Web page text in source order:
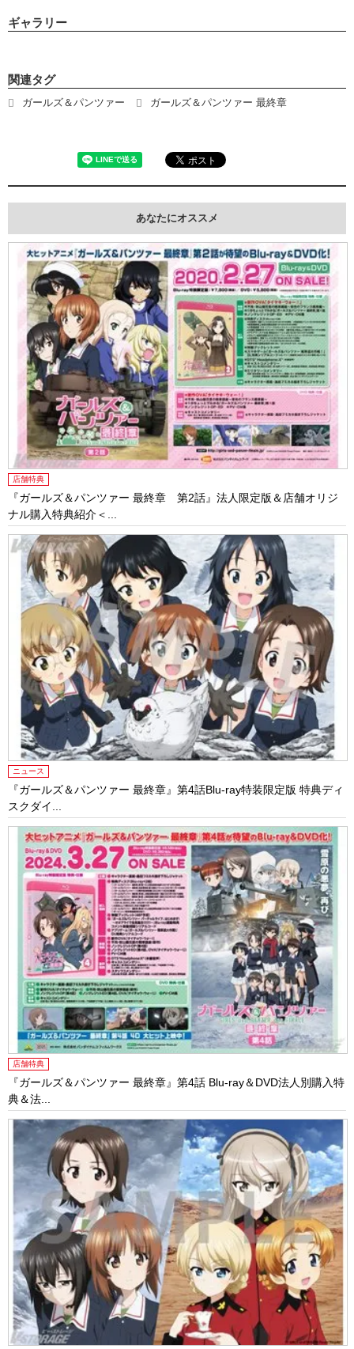
ギャラリー
関連タグ
ガールズ＆パンツァー ガールズ＆パンツァー 最終章
あなたにオススメ
店舗特典
『ガールズ＆パンツァー 最終章 第2話』法人限定版＆店舗オリジ
ナル購入特典紹介＜...
ニュース
『ガールズ＆パンツァー 最終章』第4話Blu-ray特装限定版 特典ディ
スクダイ...
店舗特典
『ガールズ＆パンツァー 最終章』第4話 Blu-ray＆DVD法人別購入特
典＆法...